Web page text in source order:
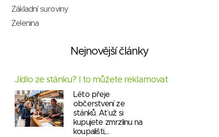
Základní suroviny
Zelenina
Nejnovější články
Jídlo ze stánku? I to můžete reklamovat
Léto přeje
občerstvení ze
stánků. Ať už si
kupujete zmrzlinu na
koupališti,…